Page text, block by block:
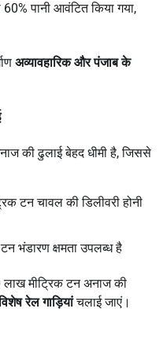
पानी आवंटित किया गया,
अव्यावहारिक और पंजाब के
की ढुलाई बेहद धीमी है, जिससे
टन चावल की डिलीवरी होनी
भंडारण क्षमता उपलब्ध है
लाख मीट्रिक टन अनाज की
रेल गाड़ियांचलाई जाएं।